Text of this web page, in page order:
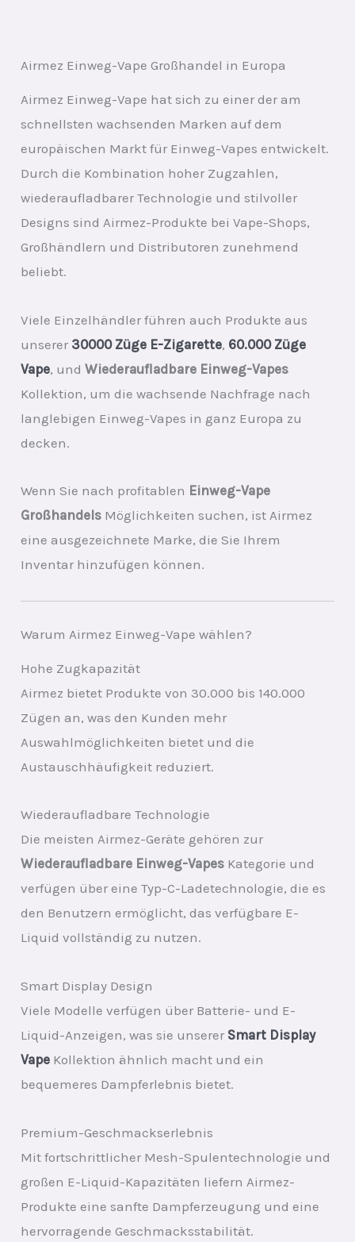
Airmez Einweg-Vape Großhandel in Europa
Airmez Einweg-Vape hat sich zu einer der am
schnellsten wachsenden Marken auf dem
europäischen Markt für Einweg-Vapes entwickelt.
Durch die Kombination hoher Zugzahlen,
wiederaufladbarer Technologie und stilvoller
Designs sind Airmez-Produkte bei Vape-Shops,
Großhändlern und Distributoren zunehmend
beliebt.
Viele Einzelhändler führen auch Produkte aus
unserer 30000 Züge E-Zigarette, 60.000 Züge
Vape, undWiederaufladbare Einweg-Vapes
Kollektion, um die wachsende Nachfrage nach
langlebigen Einweg-Vapes in ganz Europa zu
decken.
Wenn Sie nach profitablen Einweg-Vape
Großhandels Möglichkeiten suchen, ist Airmez
eine ausgezeichnete Marke, die Sie Ihrem
Inventar hinzufügen können.
Warum Airmez Einweg-Vape wählen?
Hohe Zugkapazität
Airmez bietet Produkte von 30.000 bis 140.000
Zügen an, was den Kunden mehr
Auswahlmöglichkeiten bietet und die
Austauschhäufigkeit reduziert.
Wiederaufladbare Technologie
Die meisten Airmez-Geräte gehören zur
Wiederaufladbare Einweg-Vapes Kategorie und
verfügen über eine Typ-C-Ladetechnologie, die es
den Benutzern ermöglicht, das verfügbare E-
Liquid vollständig zu nutzen.
Smart Display Design
Viele Modelle verfügen über Batterie- und E-
Liquid-Anzeigen, was sie unserer Smart Display
Vape Kollektion ähnlich macht und ein
bequemeres Dampferlebnis bietet.
Premium-Geschmackserlebnis
Mit fortschrittlicher Mesh-Spulentechnologie und
großen E-Liquid-Kapazitäten liefern Airmez-
Produkte eine sanfte Dampferzeugung und eine
hervorragende Geschmacksstabilität.